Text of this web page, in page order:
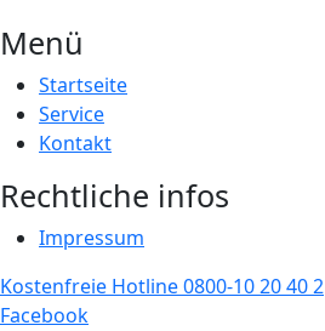
Menü
Startseite
Service
Kontakt
Rechtliche infos
Impressum
Kostenfreie Hotline 0800-10 20 40 2
Facebook